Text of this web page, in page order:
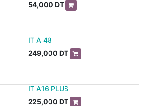
54,000 DT
IT A 48
249,000 DT
IT A16 PLUS
225,000 DT